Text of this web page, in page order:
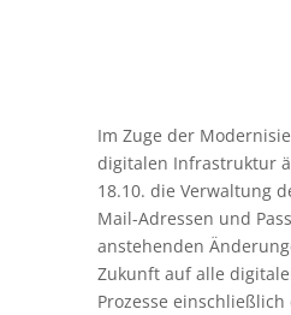
Im Zuge der
digitalen Infrastruktur
18.10. die Verwaltung
Mail-Adressen und
anstehenden
Zukunft auf alle
Prozesse